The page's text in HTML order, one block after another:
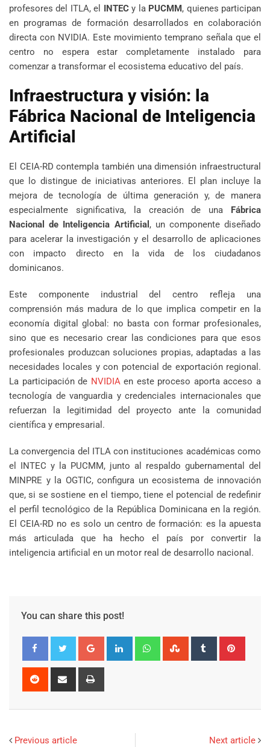
profesores del ITLA, el INTECy la PUCMM, quienes participan
en programas de formación desarrollados en colaboración
directa con NVIDIA. Este movimiento temprano señala que el
centro no espera estar completamente instalado para
comenzar a transformar el ecosistema educativo del país.
Infraestructura y visión: la
Fábrica Nacional de Inteligencia
Artificial
El CEIA-RD contempla también una dimensión infraestructural
que lo distingue de iniciativas anteriores. El plan incluye la
mejora de tecnología de última generación y, de manera
especialmente significativa, la creación de una
Fábrica
Nacional de Inteligencia Artificial , un componente diseñado
para acelerar la investigación y el desarrollo de aplicaciones
con impacto directo en la vida de los ciudadanos
dominicanos.
Este componente industrial del centro refleja una
comprensión más madura de lo que implica competir en la
economía digital global: no basta con formar profesionales,
sino que es necesario crear las condiciones para que esos
profesionales produzcan soluciones propias, adaptadas a las
necesidades locales y con potencial de exportación regional.
La participación de NVIDIAen este proceso aporta acceso a
tecnología de vanguardia y credenciales internacionales que
refuerzan la legitimidad del proyecto ante la comunidad
científica y empresarial.
La convergencia del ITLA con instituciones académicas como
el INTEC y la PUCMM, junto al respaldo gubernamental del
MINPRE y la OGTIC, configura un ecosistema de innovación
que, si se sostiene en el tiempo, tiene el potencial de redefinir
el perfil tecnológico de la República Dominicana en la región.
El CEIA-RD no es solo un centro de formación: es la apuesta
más articulada que ha hecho el país por convertir la
inteligencia artificial en un motor real de desarrollo nacional.
You can share this post!
Google+ LinkedIn WhatsappStumbleUpon
Tumblr
Reddit
Share
Previous article Next article